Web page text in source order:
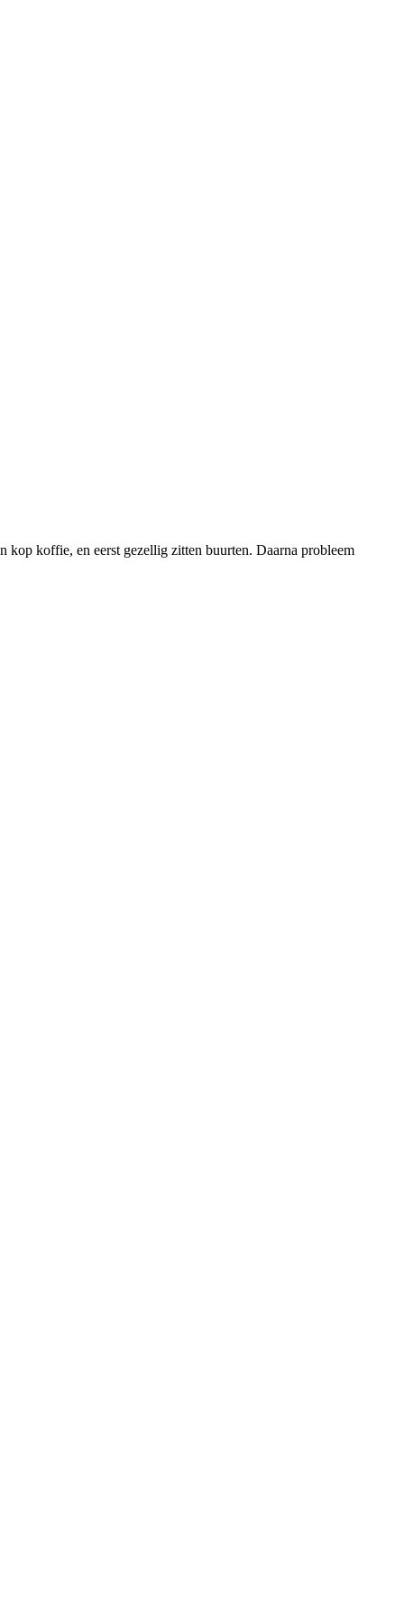
kop koffie, en eerst gezellig zitten buurten. Daarna probleem